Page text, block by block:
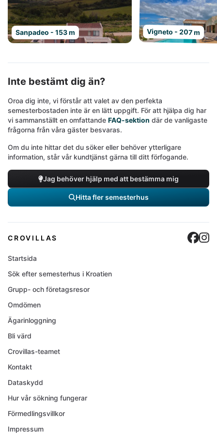
Sanpadeo - 153 m Vigneto - 207 m
Inte bestämt dig än?
Oroa dig inte, vi förstår att valet av den perfekta
semesterbostaden inte är en lätt uppgift. För att hjälpa dig har
vi sammanställt en omfattande FAQ-sektion där de vanligaste
frågorna från våra gäster besvaras.
Om du inte hittar det du söker eller behöver ytterligare
information, står vår kundtjänst gärna till ditt förfogande.
Jag behöver hjälp med att bestämma mig
Hitta fler semesterhus
CROVILLAS
Startsida
Sök efter semesterhus i Kroatien
Grupp- och företagsresor
Omdömen
Ägarinloggning
Bli värd
Crovillas-teamet
Kontakt
Dataskydd
Hur vår sökning fungerar
Förmedlingsvillkor
Impressum